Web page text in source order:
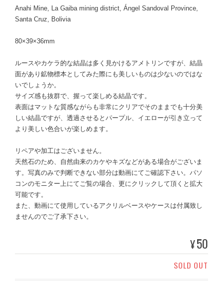
Anahi Mine, La Gaiba mining district, Ángel Sandoval Province,
Santa Cruz, Bolivia
80×39×36mm
ルースやカケラ的な結晶は多く見かけるアメトリンですが、結晶
面があり鉱物標本としてみた際にも美しいものは少ないのではな
いでしょうか。
サイズ感も抜群で、握って楽しめる結晶です。
表面はマットな質感ながらも非常にクリアでそのままでも十分美
しい結晶ですが、透過させるとパープル、イエローが引き立って
より美しい色合いが楽しめます。
リペアや加工はございません。
天然石のため、自然由来のカケやキズなどがある場合がございま
す。写真のみで判断できない部分は動画にてご確認下さい。パソ
コンのモニター上にてご覧の場合、更にクリックして頂くと拡大
可能です。
また、動画にて使用しているアクリルベースやケースは付属致し
ませんのでご了承下さい。
¥50
SOLD OUT